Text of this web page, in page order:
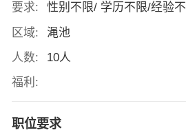
要求:
性别不限/ 学历不限/经验
区域:
渑池
人数:
10人
福利:
职位要求